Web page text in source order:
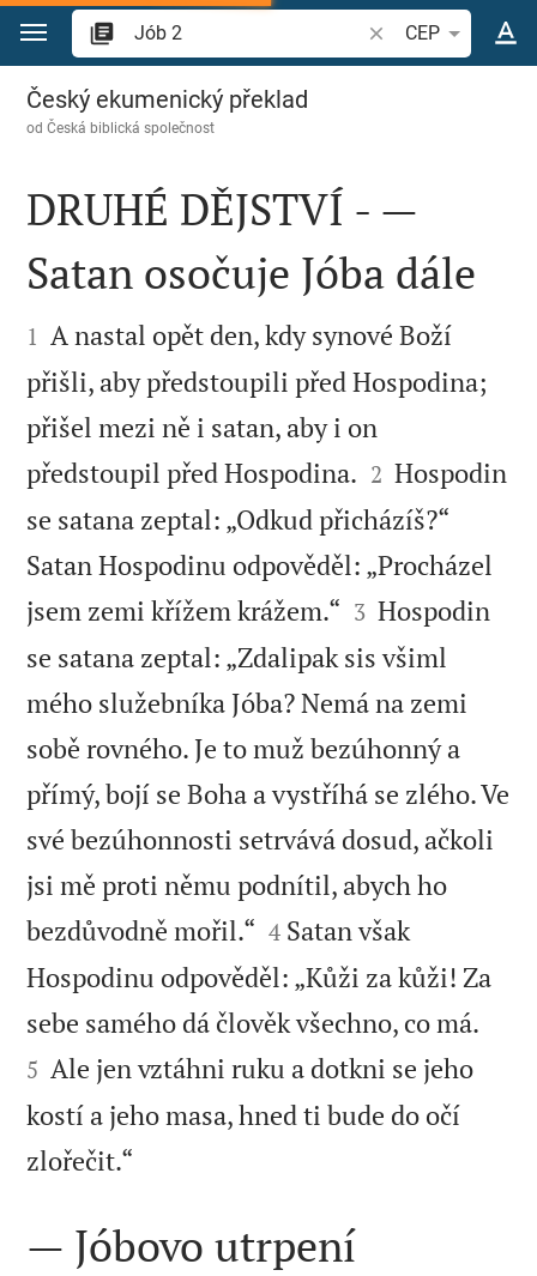
Přejít na obsah
Vyhledat biblický
CEP
Jób 2
Český ekumenický překlad
odČeská biblická společnost

DRUHÉ DĚJSTVÍ - —
Satan osočuje Jóba dále

1 A nastal opět den, kdy synové Boží
přišli, aby předstoupili před Hospodina;
přišel mezi ně i satan, aby i on
předstoupil před Hospodina. 

2 Hospodin
se satana zeptal: „Odkud přicházíš?“
Satan Hospodinu odpověděl: „Procházel
jsem zemi křížem krážem.“ 

3 Hospodin
se satana zeptal: „Zdalipak sis všiml
mého služebníka Jóba? Nemá na zemi
sobě rovného. Je to muž bezúhonný a
přímý, bojí se Boha a vystříhá se zlého. Ve
své bezúhonnosti setrvává dosud, ačkoli
jsi mě proti němu podnítil, abych ho
bezdůvodně mořil.“ 

4 Satan však
Hospodinu odpověděl: „Kůži za kůži! Za
sebe samého dá člověk všechno, co má.
5 Ale jen vztáhni ruku a dotkni se jeho
kostí a jeho masa, hned ti bude do očí
zlořečit.“
— Jóbovo utrpení